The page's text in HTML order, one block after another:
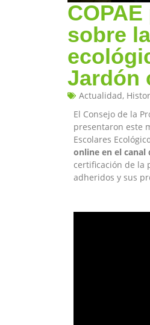
sobre
Jardón
Actualidad,
El Consejo de la
presentaron este
Escolares
online en el canal
certificación de la
adheridos y sus